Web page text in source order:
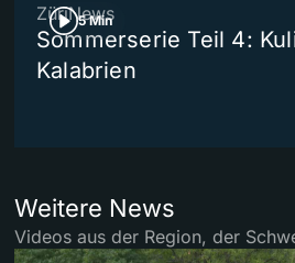
5 Min
ZüriNews
Sommerserie Teil 4:
Kalabrien
Weitere News
Videos aus der Region, der